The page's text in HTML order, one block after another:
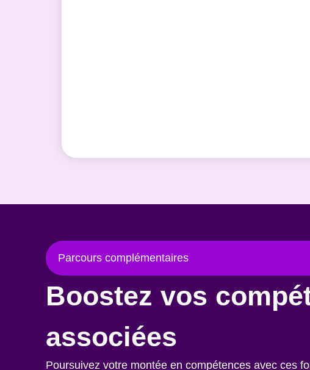
Parcours complémentaires
Boostez vos
associées
Poursuivez votre montée en compétences avec ces